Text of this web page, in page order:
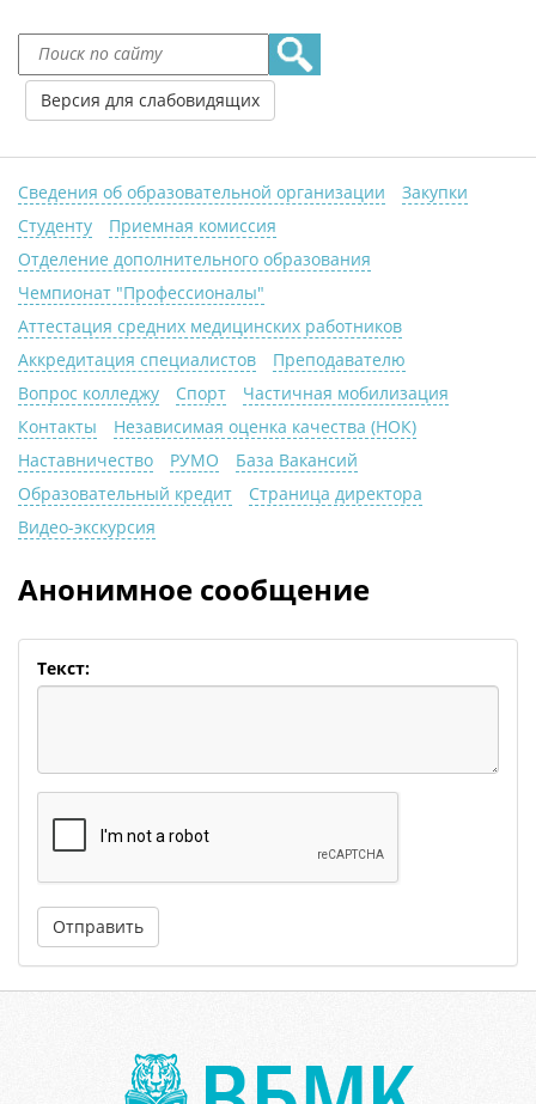
Версия для слабовидящих
Сведения об образовательной организации
Закупки
Студенту
Приемная комиссия
Отделение дополнительного образования
Чемпионат "Профессионалы"
Аттестация средних медицинских работников
Аккредитация специалистов
Преподавателю
Вопрос колледжу
Спорт
Частичная мобилизация
Контакты
Независимая оценка качества (НОК)
Наставничество
РУМО
База Вакансий
Образовательный кредит
Страница директора
Видео-экскурсия
Анонимное сообщение
Текст:
Отправить